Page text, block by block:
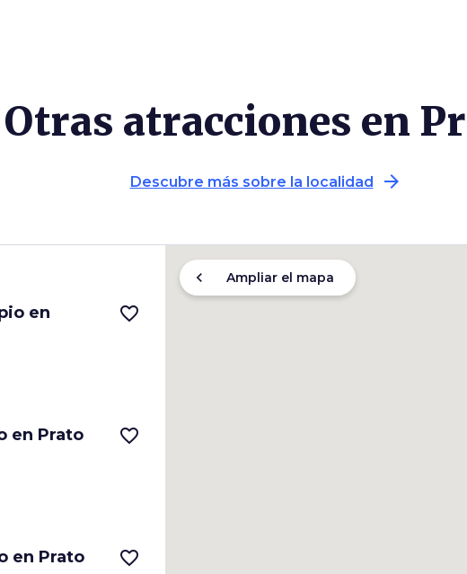
Otras atracciones en
Descubre más sobre la localidad arrow_forward
en
favorite_border
en Prato favorite_border
en Prato favorite_border
chevron_left Ampliar el mapa